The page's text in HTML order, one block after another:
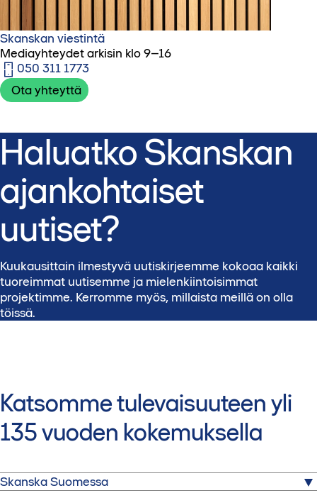
Skanskan viestintä
Mediayhteydet arkisin klo 9–16
050 311 1773‬
Ota yhteyttä
Haluatko Skanskan
ajankohtaiset
uutiset?
Kuukausittain ilmestyvä uutiskirjeemme kokoaa kaikki
tuoreimmat uutisemme ja mielenkiintoisimmat
projektimme. Kerromme myös, millaista meillä on olla
töissä.
Katsomme tulevaisuuteen yli
135 vuoden kokemuksella
Skanska Suomessa